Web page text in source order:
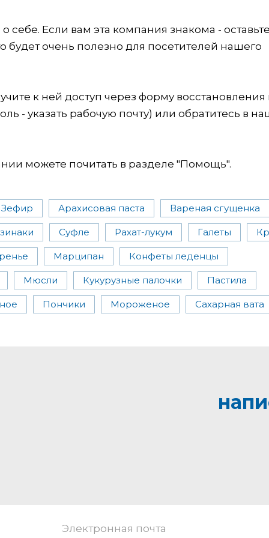
Если вам эта компания знакома -
будет очень полезно для посетителей нашего
к ней доступ через форму восстановления
- указать рабочую почту) или обратитесь в
можете почитать в разделе "Помощь".
Зефир Арахисовая паста Вареная сгущенка
Суфле Рахат-лукум Галеты
Марципан Конфеты леденцы
Мюсли Кукурузные палочки Пастила
Пончики Мороженое Сахарная вата